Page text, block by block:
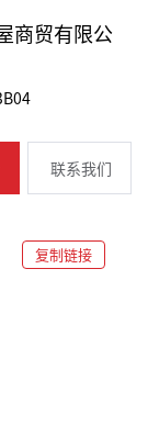
商贸有限公
联系我们
复制链接